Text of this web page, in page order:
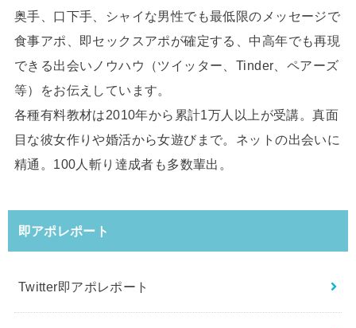
奥手、口下手、シャイな男性でも最低限のメッセージで
食事アポ、即セックスアポが確定する、中高年でも再現
できる出会いノウハウ（ツイッター、Tinder、ペアーズ
等）をお伝えしています。
各種有料教材は2010年から累計1万人以上が受講。真面
目な彼女作りや婚活から女遊びまで。ネットの出会いに
精通。100人斬り達成者も多数輩出。
即アポレポート
Twitter即アポレポート